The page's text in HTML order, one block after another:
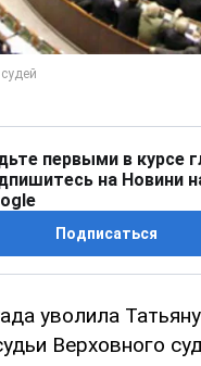
первыми в курсе
на Новини
Подписаться
уволила
Верховного